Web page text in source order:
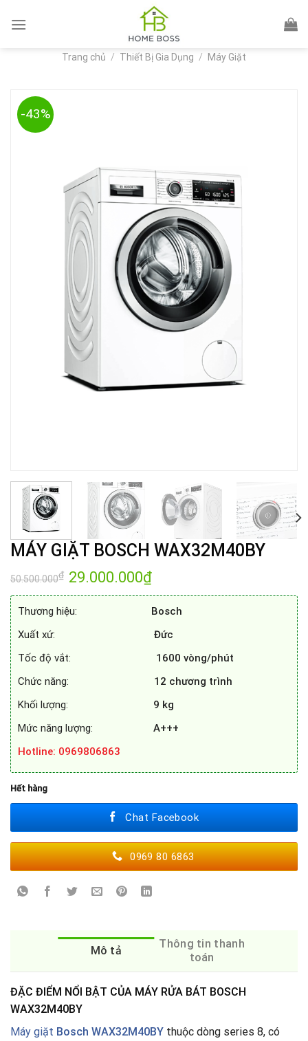
Trang chủ / Thiết Bị Gia Dụng / Máy Giặt
-43%
MÁY GIẶT BOSCH WAX32M40BY
50.500.000₫ Giá
gốc
là:
29.000.000₫Giá
tại
29.000.000₫.
Thương hiệu:
Bosch
Xuất xứ: Đức
Tốc độ vắt:
1600 vòng/phút
Chức năng: 12 chương trình
Khối lượng: 9 kg
Mức năng lượng: A+++
Hotline: 0969806863
Hết hàng
Chat Facebook
0969 80 6863
Mô tả
Thông tin thanh
toán
ĐẶC ĐIỂM NỔI BẬT CỦA MÁY RỬA BÁT BOSCH
WAX32M40BY
Máy giặt Bosch WAX32M40BY thuộc dòng series 8, có